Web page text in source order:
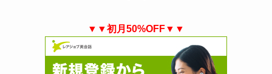
▼▼初月50%OFF▼▼